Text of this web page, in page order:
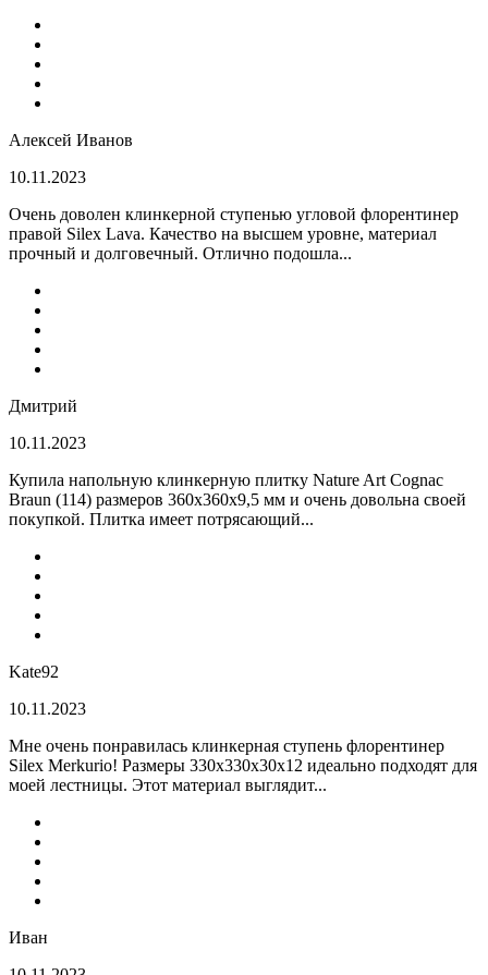
Алексей Иванов
10.11.2023
Очень доволен клинкерной ступенью угловой флорентинер
правой Silex Lava. Качество на высшем уровне, материал
прочный и долговечный. Отлично подошла...
Дмитрий
10.11.2023
Купила напольную клинкерную плитку Nature Art Cognac
Braun (114) размеров 360x360x9,5 мм и очень довольна своей
покупкой. Плитка имеет потрясающий...
Kate92
10.11.2023
Мне очень понравилась клинкерная ступень флорентинер
Silex Merkurio! Размеры 330х330х30х12 идеально подходят для
моей лестницы. Этот материал выглядит...
Иван